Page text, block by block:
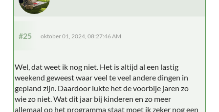
#25 oktober 01, 2024, 08:27:46 AM
Wel, dat weet ik nog niet. Het is altijd al een lastig
weekend geweest waar veel te veel andere dingen in
gepland zijn. Daardoor lukte het de voorbije jaren zo
wie zo niet. Wat dit jaar bij kinderen en zo meer
allemaal op het programma staat moet ik zeker nog een